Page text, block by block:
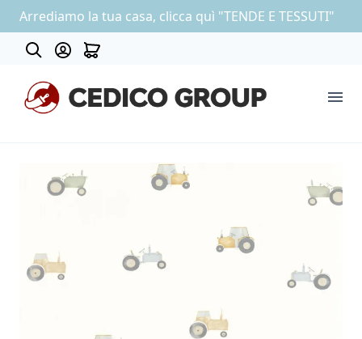
Arrediamo la tua casa, clicca quì "TENDE E TESSUTI"
COLLEZIONE CARTA DA PARATI